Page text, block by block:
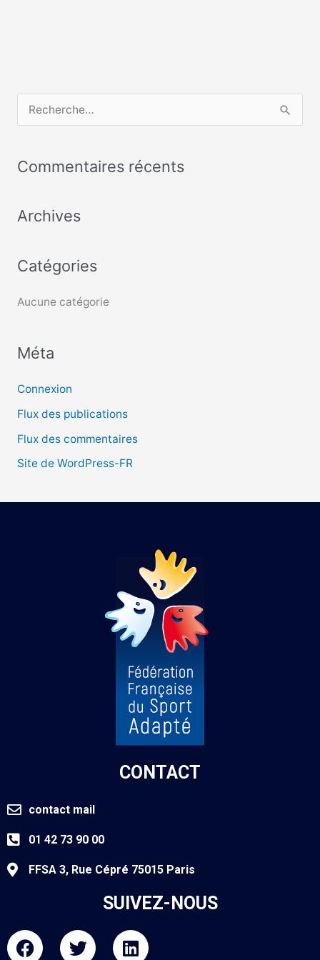
c
r
h
:
Commentaires récents
Archives
Catégories
Aucune catégorie
Méta
Connexion
Flux des publications
Flux des commentaires
Site de WordPress-FR
CONTACT
contact mail
01 42 73 90 00
FFSA 3, Rue Cépré 75015 Paris
SUIVEZ-NOUS
F
T
L